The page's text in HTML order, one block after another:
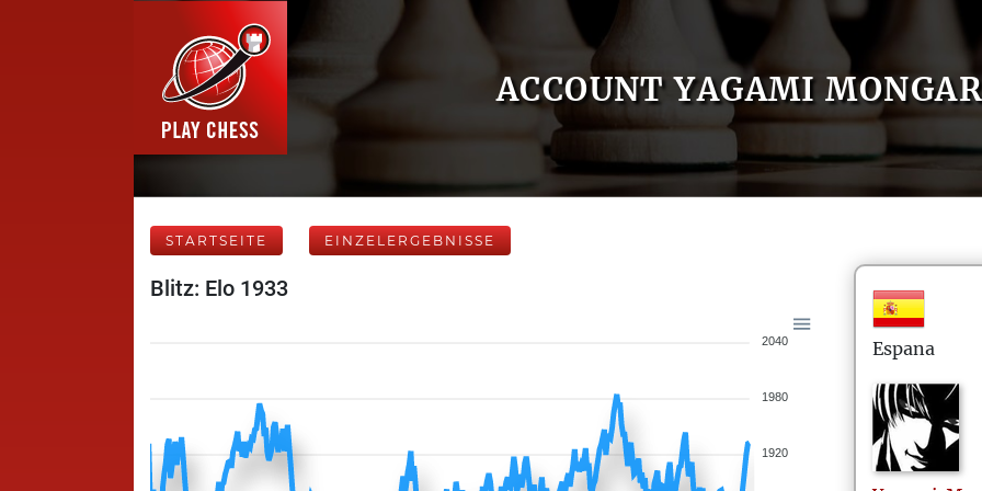
ACCOUNT YAGAMI MONGAR
STARTSEITE EINZELERGEBNISSE
Blitz: Elo 1933
2040
1980
1920
Espana